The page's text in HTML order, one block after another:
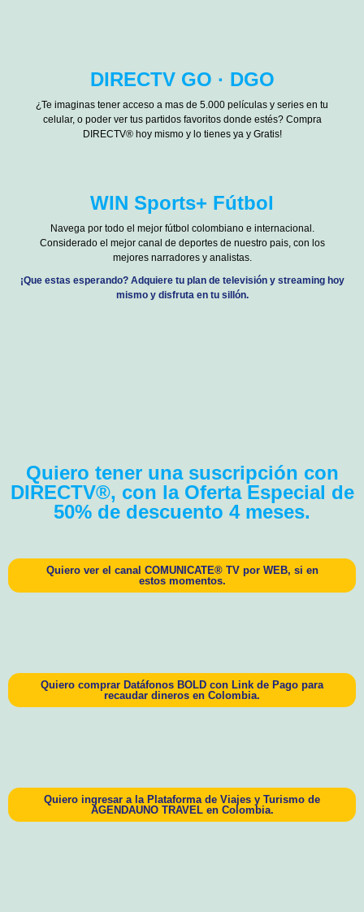
DIRECTV GO · DGO
¿Te imaginas tener acceso a mas de 5.000 películas y series en tu
celular, o poder ver tus partidos favoritos donde estés? Compra
DIRECTV® hoy mismo y lo tienes ya y Gratis!
WIN Sports+ Fútbol
Navega por todo el mejor fútbol colombiano e internacional.
Considerado el mejor canal de deportes de nuestro pais, con los
mejores narradores y analistas.
¡Que estas esperando? Adquiere tu plan de televisión y streaming hoy
mismo y disfruta en tu sillón.
Quiero tener una suscripción con
DIRECTV®, con la Oferta Especial de
50% de descuento 4 meses.
Quiero ver el canal COMUNICATE® TV por WEB, si en
estos momentos.
Quiero comprar Datáfonos BOLD con Link de Pago para
recaudar dineros en Colombia.
Quiero ingresar a la Plataforma de Viajes y Turismo de
AGENDAUNO TRAVEL en Colombia.